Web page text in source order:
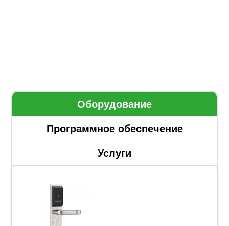
Оборудование
Программное обеспечение
Услуги